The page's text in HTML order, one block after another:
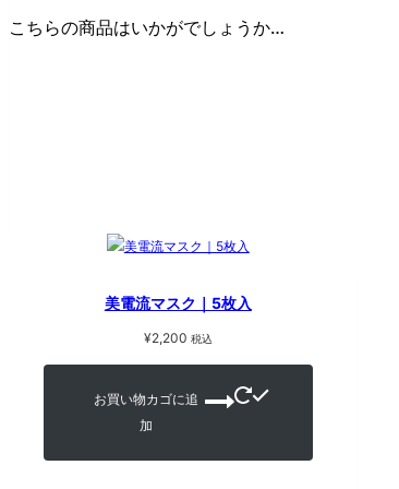
こちらの商品はいかがでしょうか…
美電流マスク｜5枚入
¥2,200 税込
お買い物カゴに追
加